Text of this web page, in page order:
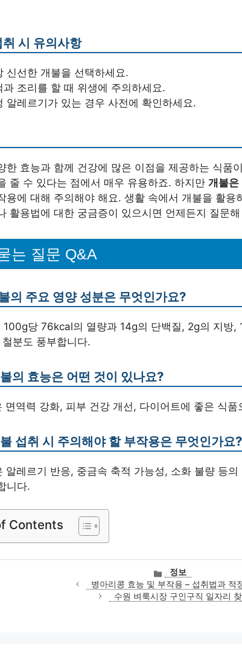
시 유의사항
신선한 개불을 선택하세요.
과 조리를 할 때 위생에 주의하세요.
알레르기가 있는 경우 사전에 확인하세요.
한 효능과 함께 건강에 많은 이점을 제공하는 식품
줄 수 있다는 점에서 매우 유용하죠. 하지만 개불은
용에 대해 주의해야 해요. 생활 속에서 개불을 활용
활용법에 대한 궁금증이 있으시면 언제든지 질문
는 질문 Q&A
의 주요 영양 성분은 무엇인가요?
100g당 76kcal의 열량과 14g의 단백질, 2g의 지방,
분도 풍부합니다.
의 효능은 어떤 것이 있나요?
면역력 강화, 피부 건강 개선, 다이어트에 좋은 식품
섭취 시 주의해야 할 부작용은 무엇인가요?
알레르기 반응, 중금속 축적 가능성, 소화 불량 등
니다.
Contents
카
테
고
정보
병아리콩 효능 및 부작용 – 섭취법과 적
수원 벼룩시장 구인구직 일자리